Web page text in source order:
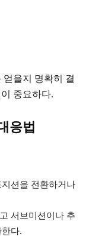
을지 명확히 결
중요하다.
응법
션을 전환하거나
서브미션이나 추
다.